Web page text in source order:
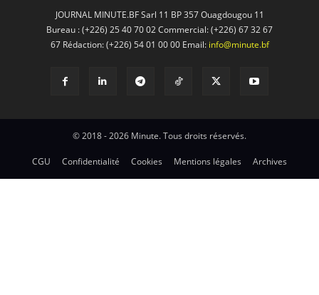
JOURNAL MINUTE.BF Sarl 11 BP 357 Ouagdougou 11
Bureau : (+226) 25 40 70 02 Commercial: (+226) 67 32 67
67 Rédaction: (+226) 54 01 00 00 Email: info@minute.bf
© 2018 - 2026 Minute. Tous droits réservés.
CGU Confidentialité Cookies Mentions légales Archives